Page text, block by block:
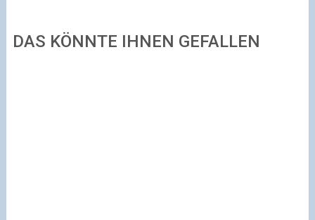
DAS KÖNNTE IHNEN GEFALLEN